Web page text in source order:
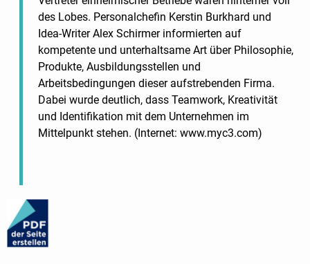
des Lobes. Personalchefin Kerstin Burkhard und
Idea-Writer Alex Schirmer informierten auf
kompetente und unterhaltsame Art über Philosophie,
Produkte, Ausbildungsstellen und
Arbeitsbedingungen dieser aufstrebenden Firma.
Dabei wurde deutlich, dass Teamwork, Kreativität
und Identifikation mit dem Unternehmen im
Mittelpunkt stehen. (Internet: www.myc3.com)